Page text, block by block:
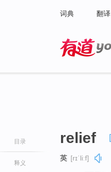
词典 翻译
目录
释义
relief
英 [rɪˈliːf]